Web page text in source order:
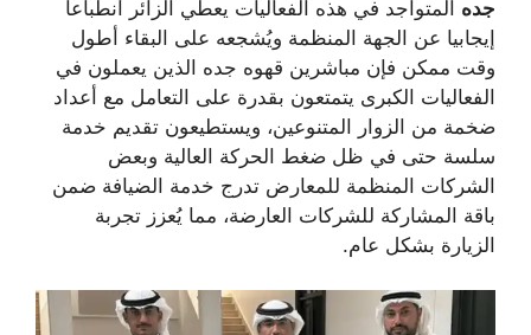
جده المتواجد في هذه الفعاليات يعطي الزائر انطباعا
إيجابيا عن الجهة المنظمة ويُشجعه على البقاء أطول
وقت ممكن فإن مباشرين قهوه جده الذين يعملون في
الفعاليات الكبرى يتمتعون بقدرة على التعامل مع أعداد
ضخمة من الزوار المتنوعين، ويستطيعون تقديم خدمة
سلسة حتى في ظل ضغط الحركة العالية وبعض
الشركات المنظمة للمعارض تدرج خدمة الضيافة ضمن
باقة المشاركة للشركات العارضة، مما يُعزز تجربة
الزيارة بشكل عام.